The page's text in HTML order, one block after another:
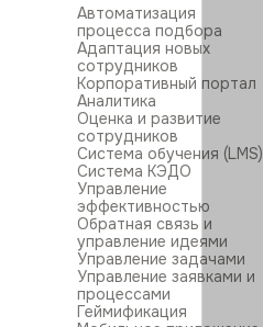
Автоматизация
процесса подбора
Адаптация новых
сотрудников
Корпоративный портал
Аналитика
Оценка и развитие
сотрудников
Система обучения (LMS)
Система КЭДО
Управление
эффективностью
Обратная связь и
управление идеями
Управление задачами
Управление заявками и
процессами
Геймификация